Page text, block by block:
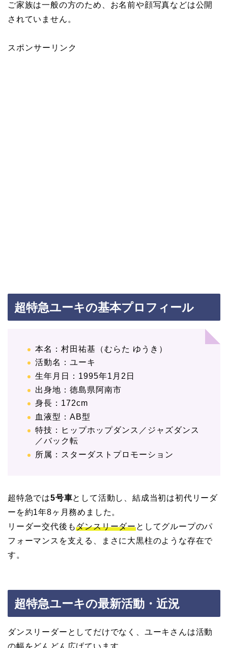
ご家族は一般の方のため、お名前や顔写真などは公開
されていません。
スポンサーリンク
超特急ユーキの基本プロフィール
本名：村田祐基（むらた ゆうき）
活動名：ユーキ
生年月日：1995年1月2日
出身地：徳島県阿南市
身長：172cm
血液型：AB型
特技：ヒップホップダンス／ジャズダンス
／バック転
所属：スターダストプロモーション
超特急では5号車として活動し、結成当初は初代リーダ
ーを約1年8ヶ月務めました。
リーダー交代後もダンスリーダーとしてグループのパ
フォーマンスを支える、まさに大黒柱のような存在で
す。
超特急ユーキの最新活動・近況
ダンスリーダーとしてだけでなく、ユーキさんは活動